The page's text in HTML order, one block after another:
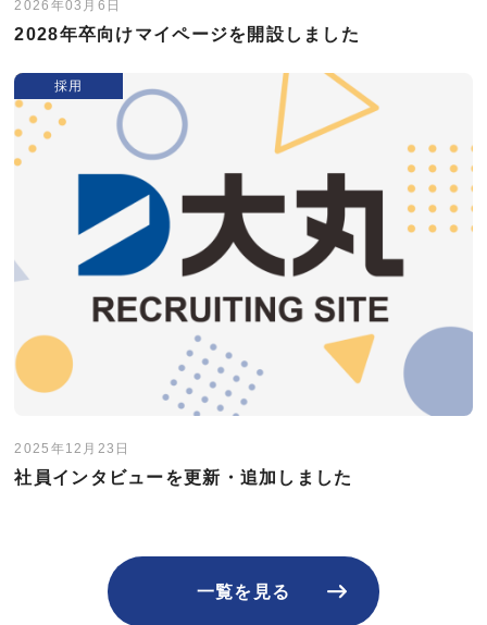
2026年03月6日
2028年卒向けマイページを開設しました
採用
2025年12月23日
社員インタビューを更新・追加しました
一覧を見る